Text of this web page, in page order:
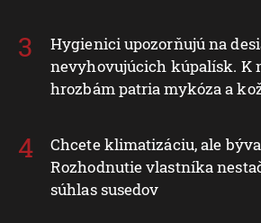
Hygienici upozorňujú na
nevyhovujúcich kúpalísk. K
hrozbám patria mykóza a
Chcete klimatizáciu, ale
Rozhodnutie vlastníka
súhlas susedov